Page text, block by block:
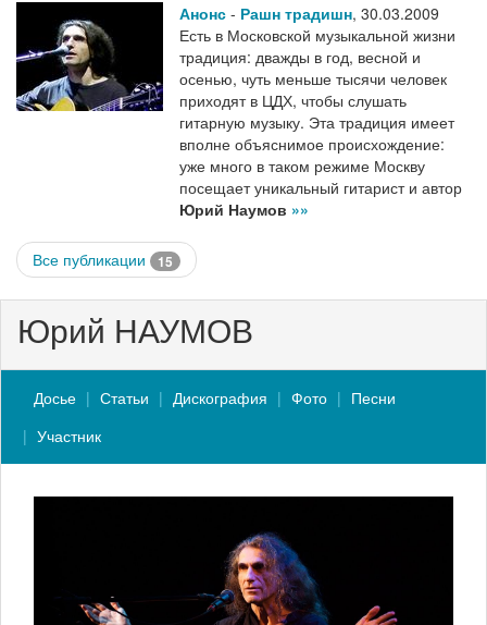
Анонс - Рашн традишн, 30.03.2009
Есть в Московской музыкальной жизни
традиция: дважды в год, весной и
осенью, чуть меньше тысячи человек
приходят в ЦДХ, чтобы слушать
гитарную музыку. Эта традиция имеет
вполне объяснимое происхождение:
уже много в таком режиме Москву
посещает уникальный гитарист и автор
Юрий Наумов »»
Все публикации 15
Юрий НАУМОВ
Досье Статьи Дискография Фото
Песни
Участник